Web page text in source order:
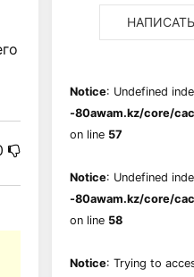
Notice: Undefined
-80awam.kz/core/
on line 57
Notice: Undefined
-80awam.kz/core/
on line 58
Notice: Trying to